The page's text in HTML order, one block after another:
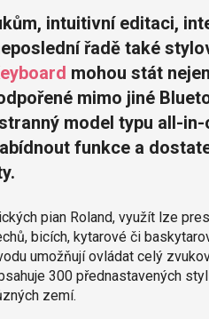
intuitivní editaci,
řadě také
mohou stát
mimo jiné
model typu all-in-
funkce a
pian Roland, využít lze
bicích, kytarové či
umožňují ovládat celý
300 přednastavených
zemí.